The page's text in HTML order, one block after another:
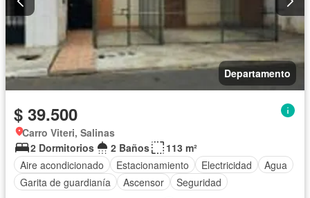
Departamento
$ 39.500
Carro Viteri, Salinas
2 Dormitorios
2 Baños
113 m²
Aire acondicionado
Estacionamiento Electricidad
Agua
Garita de guardianía
Ascensor Seguridad